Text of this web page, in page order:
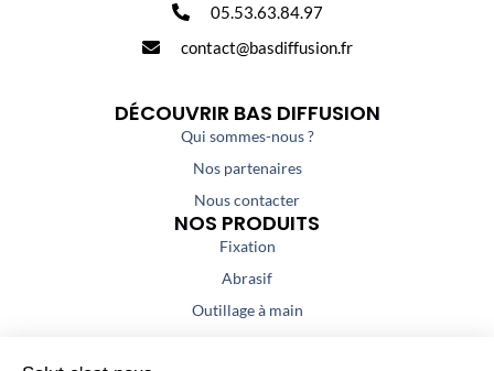
05.53.63.84.97
contact@basdiffusion.fr
DÉCOUVRIR BAS DIFFUSION
Qui sommes-nous ?
Nos partenaires
Nous contacter
NOS PRODUITS
Fixation
Abrasif
Outillage à main